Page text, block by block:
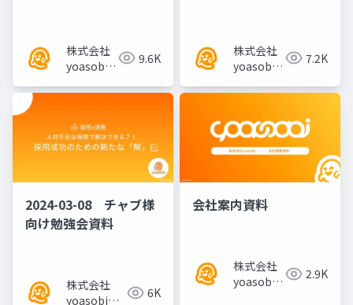
株式会社
yoasobi
ナー様
9.6K
株式会社
yoasobi
ナー様
7.2K
2024-03-08 チャブ様
向け勉強会資料
株式会社
yoasobi／
6K
会社案内資料
株式会社
yoasobi
2.9K